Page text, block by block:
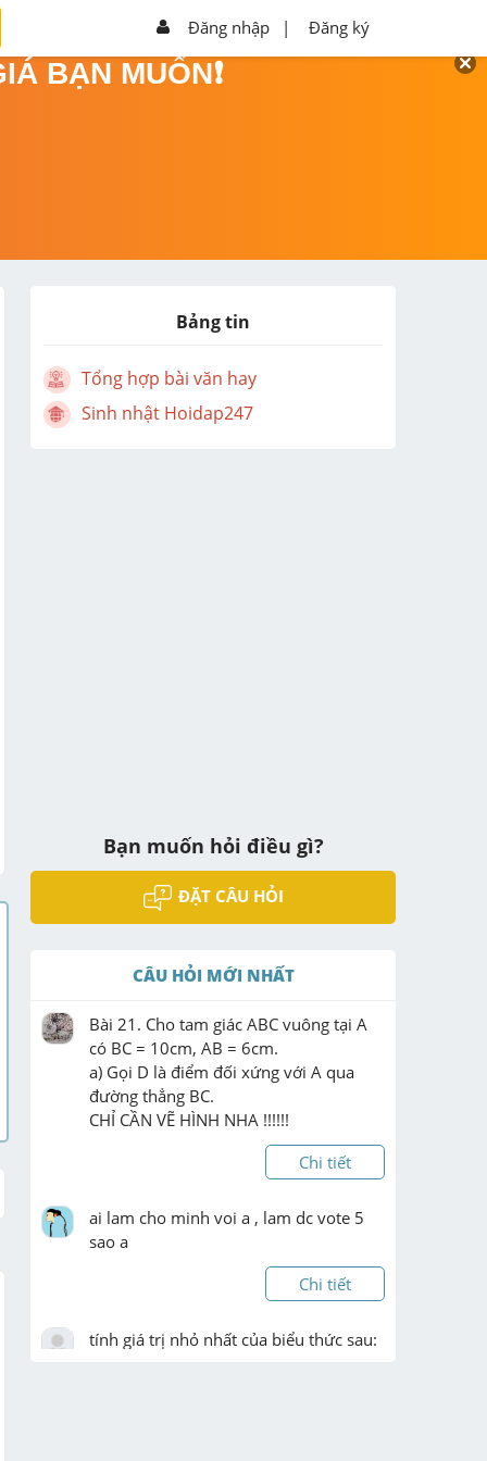
Đăng nhập | Đăng ký
BẠN MUỐN❗
Bảng tin
Tổng hợp bài văn hay
Sinh nhật Hoidap247
Bạn muốn hỏi điều gì?
ĐẶT CÂU HỎI
CÂU HỎI MỚI NHẤT
Bài 21. Cho tam giác ABC vuông tại A
có BC = 10cm, AB = 6cm.
a) Gọi D là điểm đối xứng với A qua
đường thẳng BC.
CHỈ CẦN VẼ HÌNH NHA !!!!!!
Chi tiết
ai lam cho minh voi a , lam dc vote 5
sao a
Chi tiết
tính giá trị nhỏ nhất của biểu thức sau: